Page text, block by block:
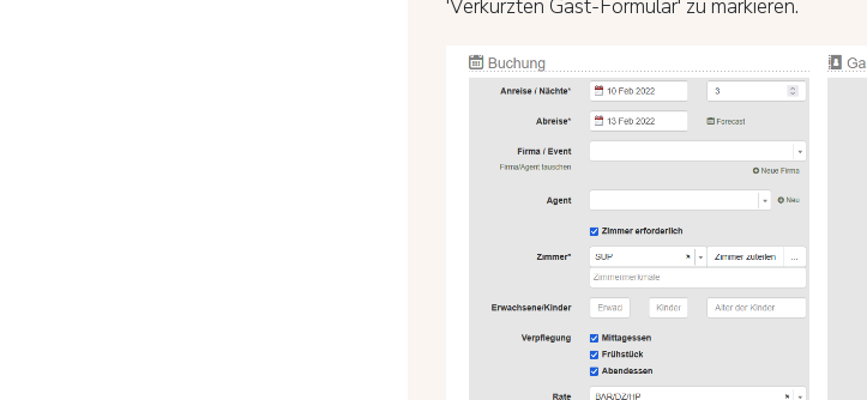
'Verkürzten Gast-Formular' zu markieren.